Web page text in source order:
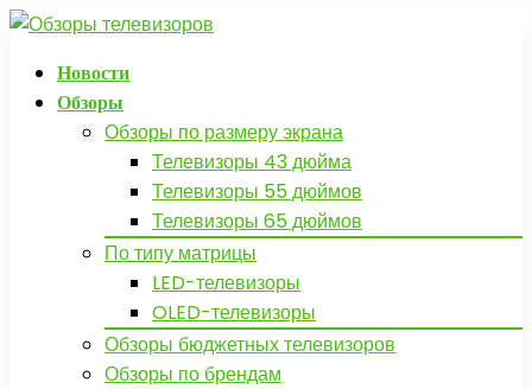
Новости
Обзоры
Обзоры по размеру экрана
Телевизоры 43 дюйма
Телевизоры 55 дюймов
Телевизоры 65 дюймов
По типу матрицы
LED-телевизоры
OLED-телевизоры
Обзоры бюджетных телевизоров
Обзоры по брендам